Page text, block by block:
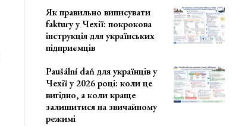
Як правильно виписувати
faktury у Чехії: покрокова
інструкція для українських
підприємців
Paušální daň для українців у
Чехії у 2026 році: коли це
вигідно, а коли краще
залишитися на звичайному
режимі